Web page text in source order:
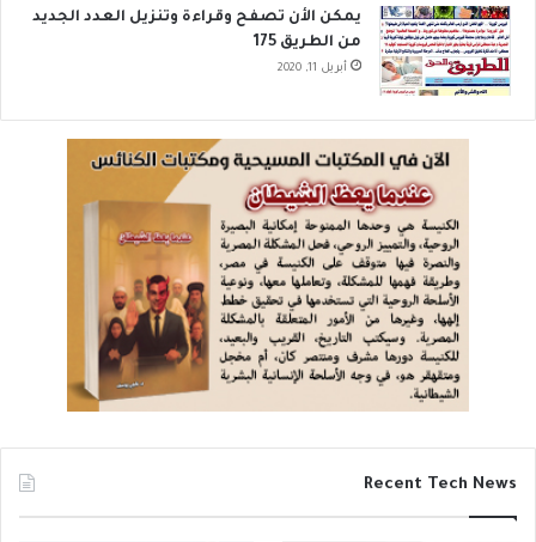
يمكن الأن تصفح وقراءة وتنزيل العدد الجديد
من الطريق 175
أبريل 11, 2020
Recent Tech News